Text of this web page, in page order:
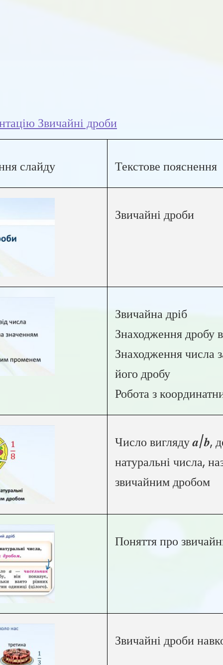
Звичайні дроби
слайду Текстове пояснення
Звичайні дроби
Звичайна дріб
Знаходження дробу
Знаходження числа
його дробу
Робота з
Число вигляду 𝒂/𝒃,
натуральні числа,
звичайним дробом
Поняття про
Звичайні дроби